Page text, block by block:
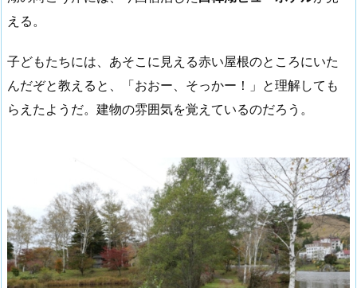
える。
子どもたちには、あそこに見える赤い屋根のところにいた
んだぞと教えると、「おおー、そっかー！」と理解しても
らえたようだ。建物の雰囲気を覚えているのだろう。